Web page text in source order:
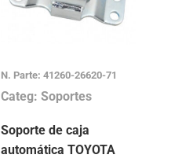
N. Parte: 41260-26620-71
Categ: Soportes
Soporte de caja
automática TOYOTA